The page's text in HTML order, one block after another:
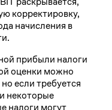
корректировку,
начисления в
прибыли налоги
оценки можно
если требуется
некоторые
налоги могут